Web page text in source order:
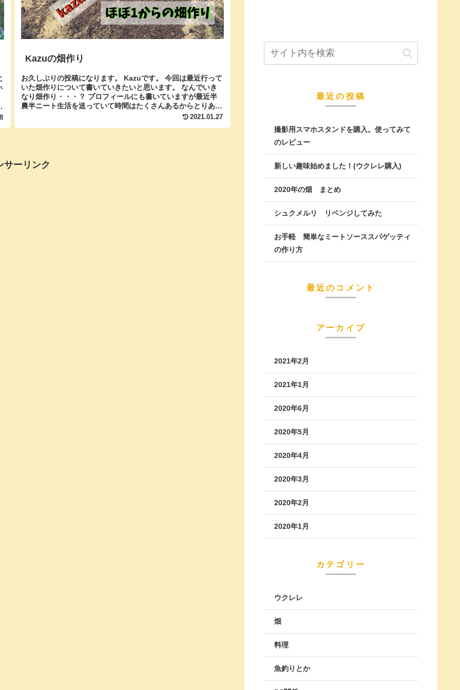
Kazuの畑作り
お久しぶりの投稿になります。 Kazuです。 今回は最近行って
いた畑作りについて書いていきたいと思います。 なんでいき
なり畑作り・・・？ プロフィールにも書いていますが最近半
農半ニート生活を送っていて時間はたくさんあるからとりあえ
2021.01.27
サーリンク
最近の投稿
撮影用スマホスタンドを購入。使ってみて
のレビュー
新しい趣味始めました！(ウクレレ購入)
2020年の畑 まとめ
シュクメルリ リベンジしてみた
お手軽 簡単なミートソーススパゲッティ
の作り方
最近のコメント
アーカイブ
2021年2月
2021年1月
2020年6月
2020年5月
2020年4月
2020年3月
2020年2月
2020年1月
カテゴリー
ウクレレ
畑
料理
魚釣りとか